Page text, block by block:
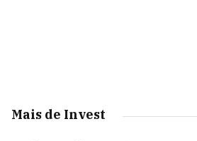
Mais de Invest